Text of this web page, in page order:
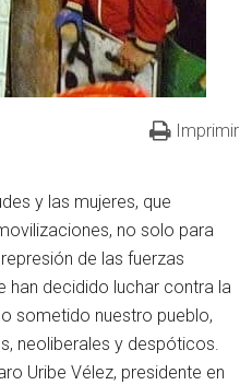
Imprimir
y las mujeres, que
no solo para
de las fuerzas
han decidido luchar contra la
sometido nuestro pueblo,
neoliberales y despóticos.
Uribe Vélez, presidente en